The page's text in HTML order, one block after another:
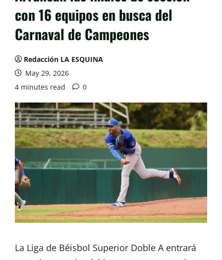
con 16 equipos en busca del
Carnaval de Campeones
Redacción LA ESQUINA
May 29, 2026
4 minutes read
0
La Liga de Béisbol Superior Doble A entrará